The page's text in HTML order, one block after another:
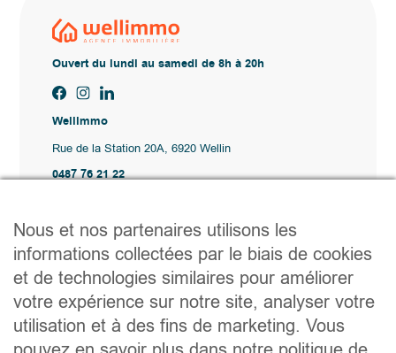
Ouvert du lundi au samedi de 8h à 20h
Wellimmo
Rue de la Station 20A, 6920 Wellin
0487 76 21 22
Acheter
Louer
Vendre
Contact
Liens utiles
Nous et nos partenaires utilisons les
informations collectées par le biais de cookies
et de technologies similaires pour améliorer
votre expérience sur notre site, analyser votre
utilisation et à des fins de marketing. Vous